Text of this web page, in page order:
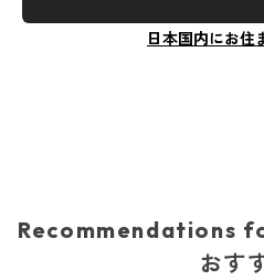
日本国内にお住
Recommendations
おす